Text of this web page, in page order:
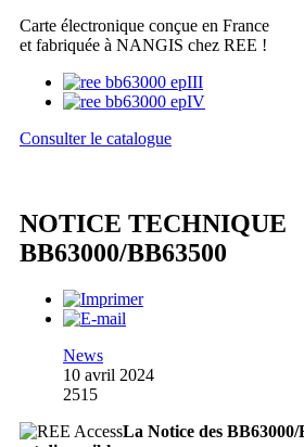
Carte électronique conçue en France
et fabriquée à NANGIS chez REE !
Consulter le catalogue
NOTICE TECHNIQUE
BB63000/BB63500
News
10 avril 2024
2515
La Notice des BB63000/